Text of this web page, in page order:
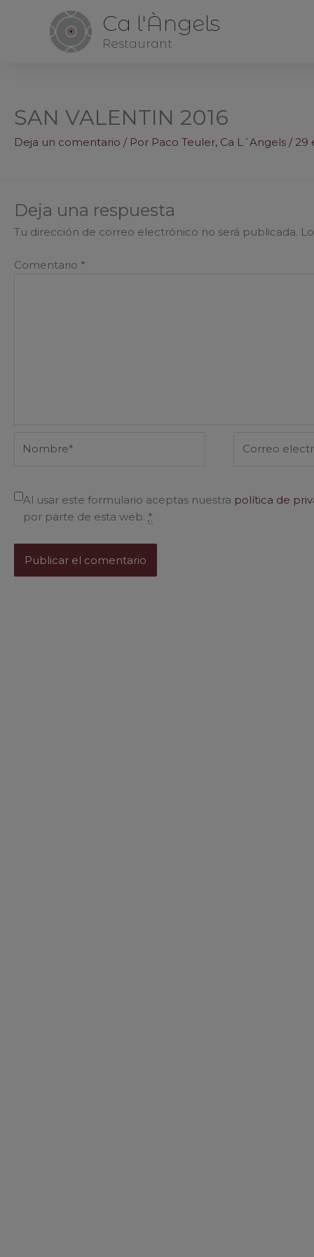
Ca l'Àngels
Restaurant
SAN VALENTIN 2016
Deja un comentario / Por Paco Teuler, Ca L´Angels / 29
Deja una respuesta
Tu dirección de correo electrónico no será publicada.
Comentario *
electrónico*
Al usar este formulario aceptas nuestra política de
por parte de esta web. *